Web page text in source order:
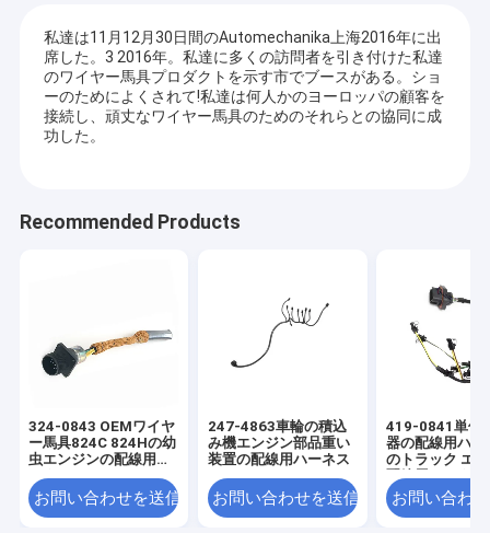
私達は11月12月30日間のAutomechanika上海2016年に出
席した。3 2016年。私達に多くの訪問者を引き付けた私達
のワイヤー馬具プロダクトを示す市でブースがある。ショ
ーのためによくされて!私達は何人かのヨーロッパの顧客を
接続し、頑丈なワイヤー馬具のためのそれらとの協同に成
功した。
Recommended Products
324-0843 OEMワイヤ
ー馬具824C 824Hの幼
虫エンジンの配線用ハ
ーネス
お問い合わせを送信
247-4863車輪の積込
み機エンジン部品重い
装置の配線用ハーネス
お問い合わせを送信
419-0841単位
器の配線用ハー
のトラック エ
配線用ハーネス
お問い合わ